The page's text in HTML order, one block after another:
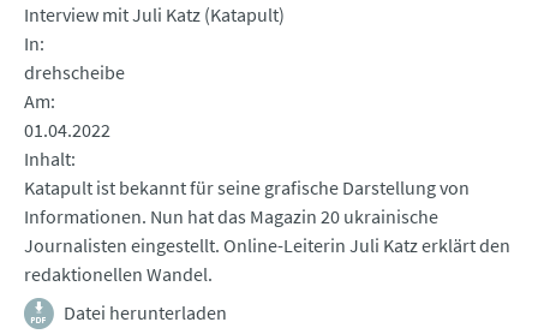
Interview mit Juli Katz (Katapult)
In
drehscheibe
Am
01.04.2022
Inhalt
Katapult ist bekannt für seine grafische Darstellung von
Informationen. Nun hat das Magazin 20 ukrainische
Journalisten eingestellt. Online-Leiterin Juli Katz erklärt den
redaktionellen Wandel.
Datei herunterladen